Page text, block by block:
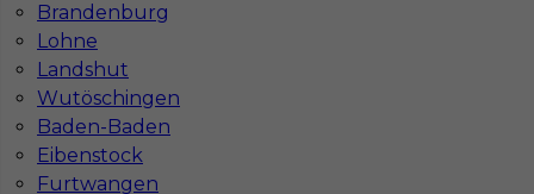
Brandenburg
Lohne
Landshut
Wutöschingen
Baden-Baden
Eibenstock
Furtwangen